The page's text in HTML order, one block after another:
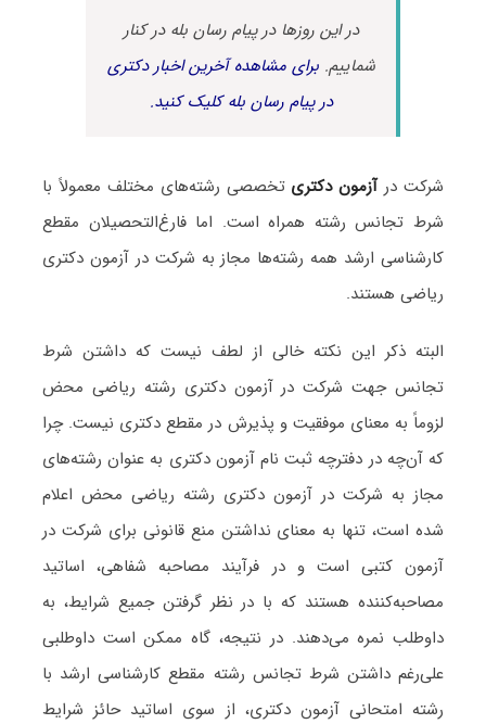
در این روزها در پیام رسان بله در کنار
شماییم.برای مشاهده آخرین اخبار دکتری
در پیام رسان بله کلیک کنید.
شرکت درآزمون دکتری تخصصی رشته‌های مختلف معمولاً با
شرط تجانس رشته همراه است. اما فارغ‌التحصیلان مقطع
کارشناسی ارشد همه رشته‌ها مجاز به شرکت در آزمون دکتری
ریاضیهستند.
البته ذکر این نکته خالی از لطف نیست که داشتن شرط
تجانس جهت شرکت در آزمون دکتری رشته ریاضی محض
لزوماً به معنای موفقیت و پذیرش در مقطع دکتری نیست. چرا
که آن‌چه در دفترچه ثبت نام آزمون دکتری به عنوان رشته‌های
مجاز به شرکت در آزمون دکتری رشته ریاضی محض اعلام
شده است، تنها به معنای نداشتن منع قانونی برای شرکت در
آزمون کتبی است و در فرآیند مصاحبه شفاهی، اساتید
مصاحبه‌کننده هستند که با در نظر گرفتن جمیع شرایط، به
داوطلب نمره می‌دهند. در نتیجه، گاه ممکن است داوطلبی
علی‌رغم داشتن شرط تجانس رشته مقطع کارشناسی ارشد با
رشته امتحانی آزمون دکتری، از سوی اساتید حائز شرایط